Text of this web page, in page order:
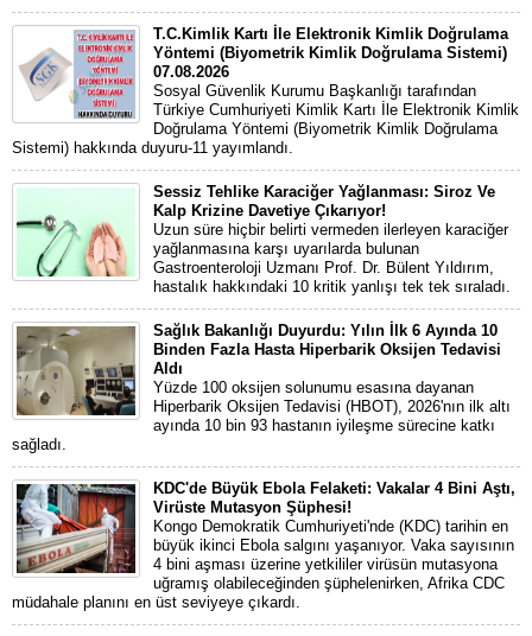
T.C.Kimlik Kartı İle Elektronik Kimlik Doğrulama
Yöntemi (Biyometrik Kimlik Doğrulama Sistemi)
07.08.2026
Sosyal Güvenlik Kurumu Başkanlığı tarafından
Türkiye Cumhuriyeti Kimlik Kartı İle Elektronik Kimlik
Doğrulama Yöntemi (Biyometrik Kimlik Doğrulama
Sistemi) hakkında duyuru-11 yayımlandı.
Sessiz Tehlike Karaciğer Yağlanması: Siroz Ve
Kalp Krizine Davetiye Çıkarıyor!
Uzun süre hiçbir belirti vermeden ilerleyen karaciğer
yağlanmasına karşı uyarılarda bulunan
Gastroenteroloji Uzmanı Prof. Dr. Bülent Yıldırım,
hastalık hakkındaki 10 kritik yanlışı tek tek sıraladı.
Sağlık Bakanlığı Duyurdu: Yılın İlk 6 Ayında 10
Binden Fazla Hasta Hiperbarik Oksijen Tedavisi
Aldı
Yüzde 100 oksijen solunumu esasına dayanan
Hiperbarik Oksijen Tedavisi (HBOT), 2026'nın ilk altı
ayında 10 bin 93 hastanın iyileşme sürecine katkı
sağladı.
KDC'de Büyük Ebola Felaketi: Vakalar 4 Bini Aştı,
Virüste Mutasyon Şüphesi!
Kongo Demokratik Cumhuriyeti'nde (KDC) tarihin en
büyük ikinci Ebola salgını yaşanıyor. Vaka sayısının
4 bini aşması üzerine yetkililer virüsün mutasyona
uğramış olabileceğinden şüphelenirken, Afrika CDC
müdahale planını en üst seviyeye çıkardı.